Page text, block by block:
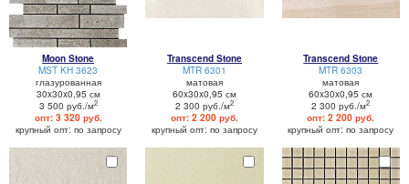
Moon Stone
MST KH 3623
глазурованная
30x30x0,95 см
3 500 руб./м2
опт: 3 320 руб.
крупный опт: по запросу
Transcend Stone
MTR 6301
матовая
60x30x0,95 см
2 300 руб./м2
опт: 2 200 руб.
крупный опт: по запросу
Transcend Stone
MTR 6303
матовая
60x30x0,95 см
2 300 руб./м2
опт: 2 200 руб.
крупный опт: по запросу